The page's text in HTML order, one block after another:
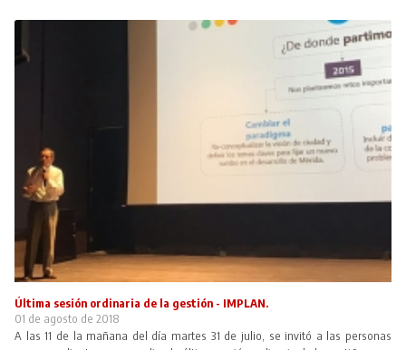
Última sesión ordinaria de la gestión - IMPLAN.
01 de agosto de 2018
A las 11 de la mañana del día martes 31 de julio, se invitó a las personas